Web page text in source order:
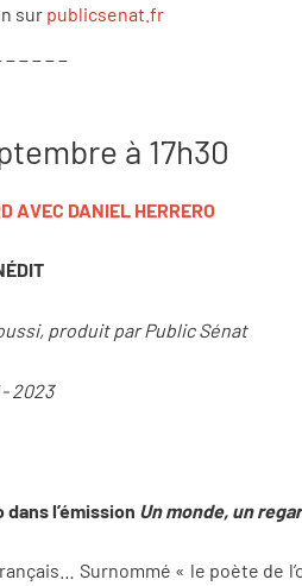
sur publicsenat.fr
à 17h30
AVEC DANIEL HERRERO
produit par Public Sénat
- 2023
l’émission Un monde, un
Surnommé « le poète de